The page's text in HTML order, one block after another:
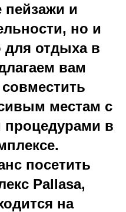
и
но и
для отдыха в
вам
местам с
в
посетить
Pallasa,
на